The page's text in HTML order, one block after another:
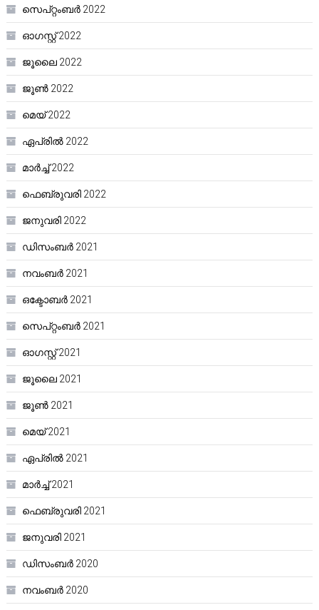
സെപ്റ്റംബർ 2022
ഓഗസ്റ്റ്‌ 2022
ജൂലൈ 2022
ജൂൺ 2022
മെയ്‌ 2022
ഏപ്രിൽ 2022
മാർച്ച്‌ 2022
ഫെബ്രുവരി 2022
ജനുവരി 2022
ഡിസംബർ 2021
നവംബർ 2021
ഒക്ടോബർ 2021
സെപ്റ്റംബർ 2021
ഓഗസ്റ്റ്‌ 2021
ജൂലൈ 2021
ജൂൺ 2021
മെയ്‌ 2021
ഏപ്രിൽ 2021
മാർച്ച്‌ 2021
ഫെബ്രുവരി 2021
ജനുവരി 2021
ഡിസംബർ 2020
നവംബർ 2020